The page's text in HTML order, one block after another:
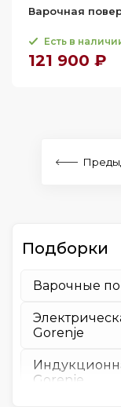
Варочная
Есть в
121 900 ₽
Подборки
Варочные
Gorenje
Gorenje